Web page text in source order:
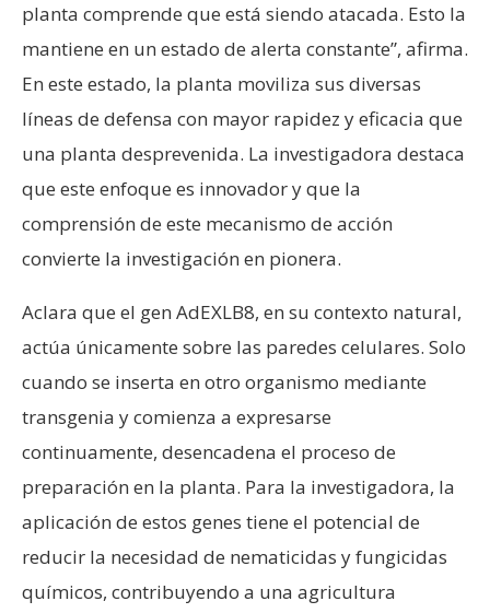
planta comprende que está siendo atacada. Esto la
mantiene en un estado de alerta constante”, afirma.
En este estado, la planta moviliza sus diversas
líneas de defensa con mayor rapidez y eficacia que
una planta desprevenida. La investigadora destaca
que este enfoque es innovador y que la
comprensión de este mecanismo de acción
convierte la investigación en pionera.
Aclara que el gen AdEXLB8, en su contexto natural,
actúa únicamente sobre las paredes celulares. Solo
cuando se inserta en otro organismo mediante
transgenia y comienza a expresarse
continuamente, desencadena el proceso de
preparación en la planta. Para la investigadora, la
aplicación de estos genes tiene el potencial de
reducir la necesidad de nematicidas y fungicidas
químicos, contribuyendo a una agricultura